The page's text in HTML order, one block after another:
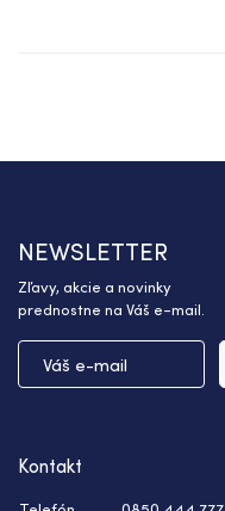
NEWSLETTER
Zľavy, akcie a novinky
prednostne na Váš e-mail.
Kontakt